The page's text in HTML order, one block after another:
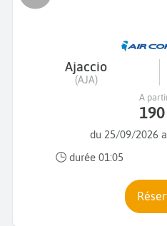
Ajaccio
(AJA)
du 25/09/2026
durée 01:05
A